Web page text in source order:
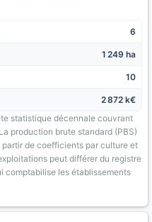
6
1 249 ha
10
2 872 k€
statistique décennale couvrant
production brute standard (PBS)
de coefficients par culture et
peut différer du registre
comptabilise les établissements